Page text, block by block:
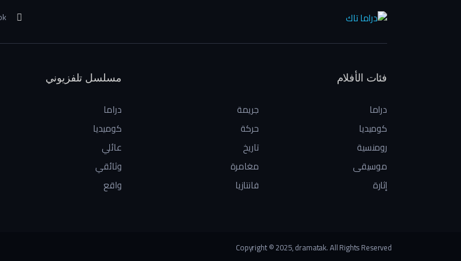
فئات الأفلام
دراما
كوميديا
رومنسية
موسيقى
إثارة
جريمة
حركة
تاريخ
مغامرة
فانتازيا
مسلسل تلفزيوني
دراما
كوميديا
عائلي
وثائقي
واقع
Copyright © 2025, dramatak. All Rights Reserved